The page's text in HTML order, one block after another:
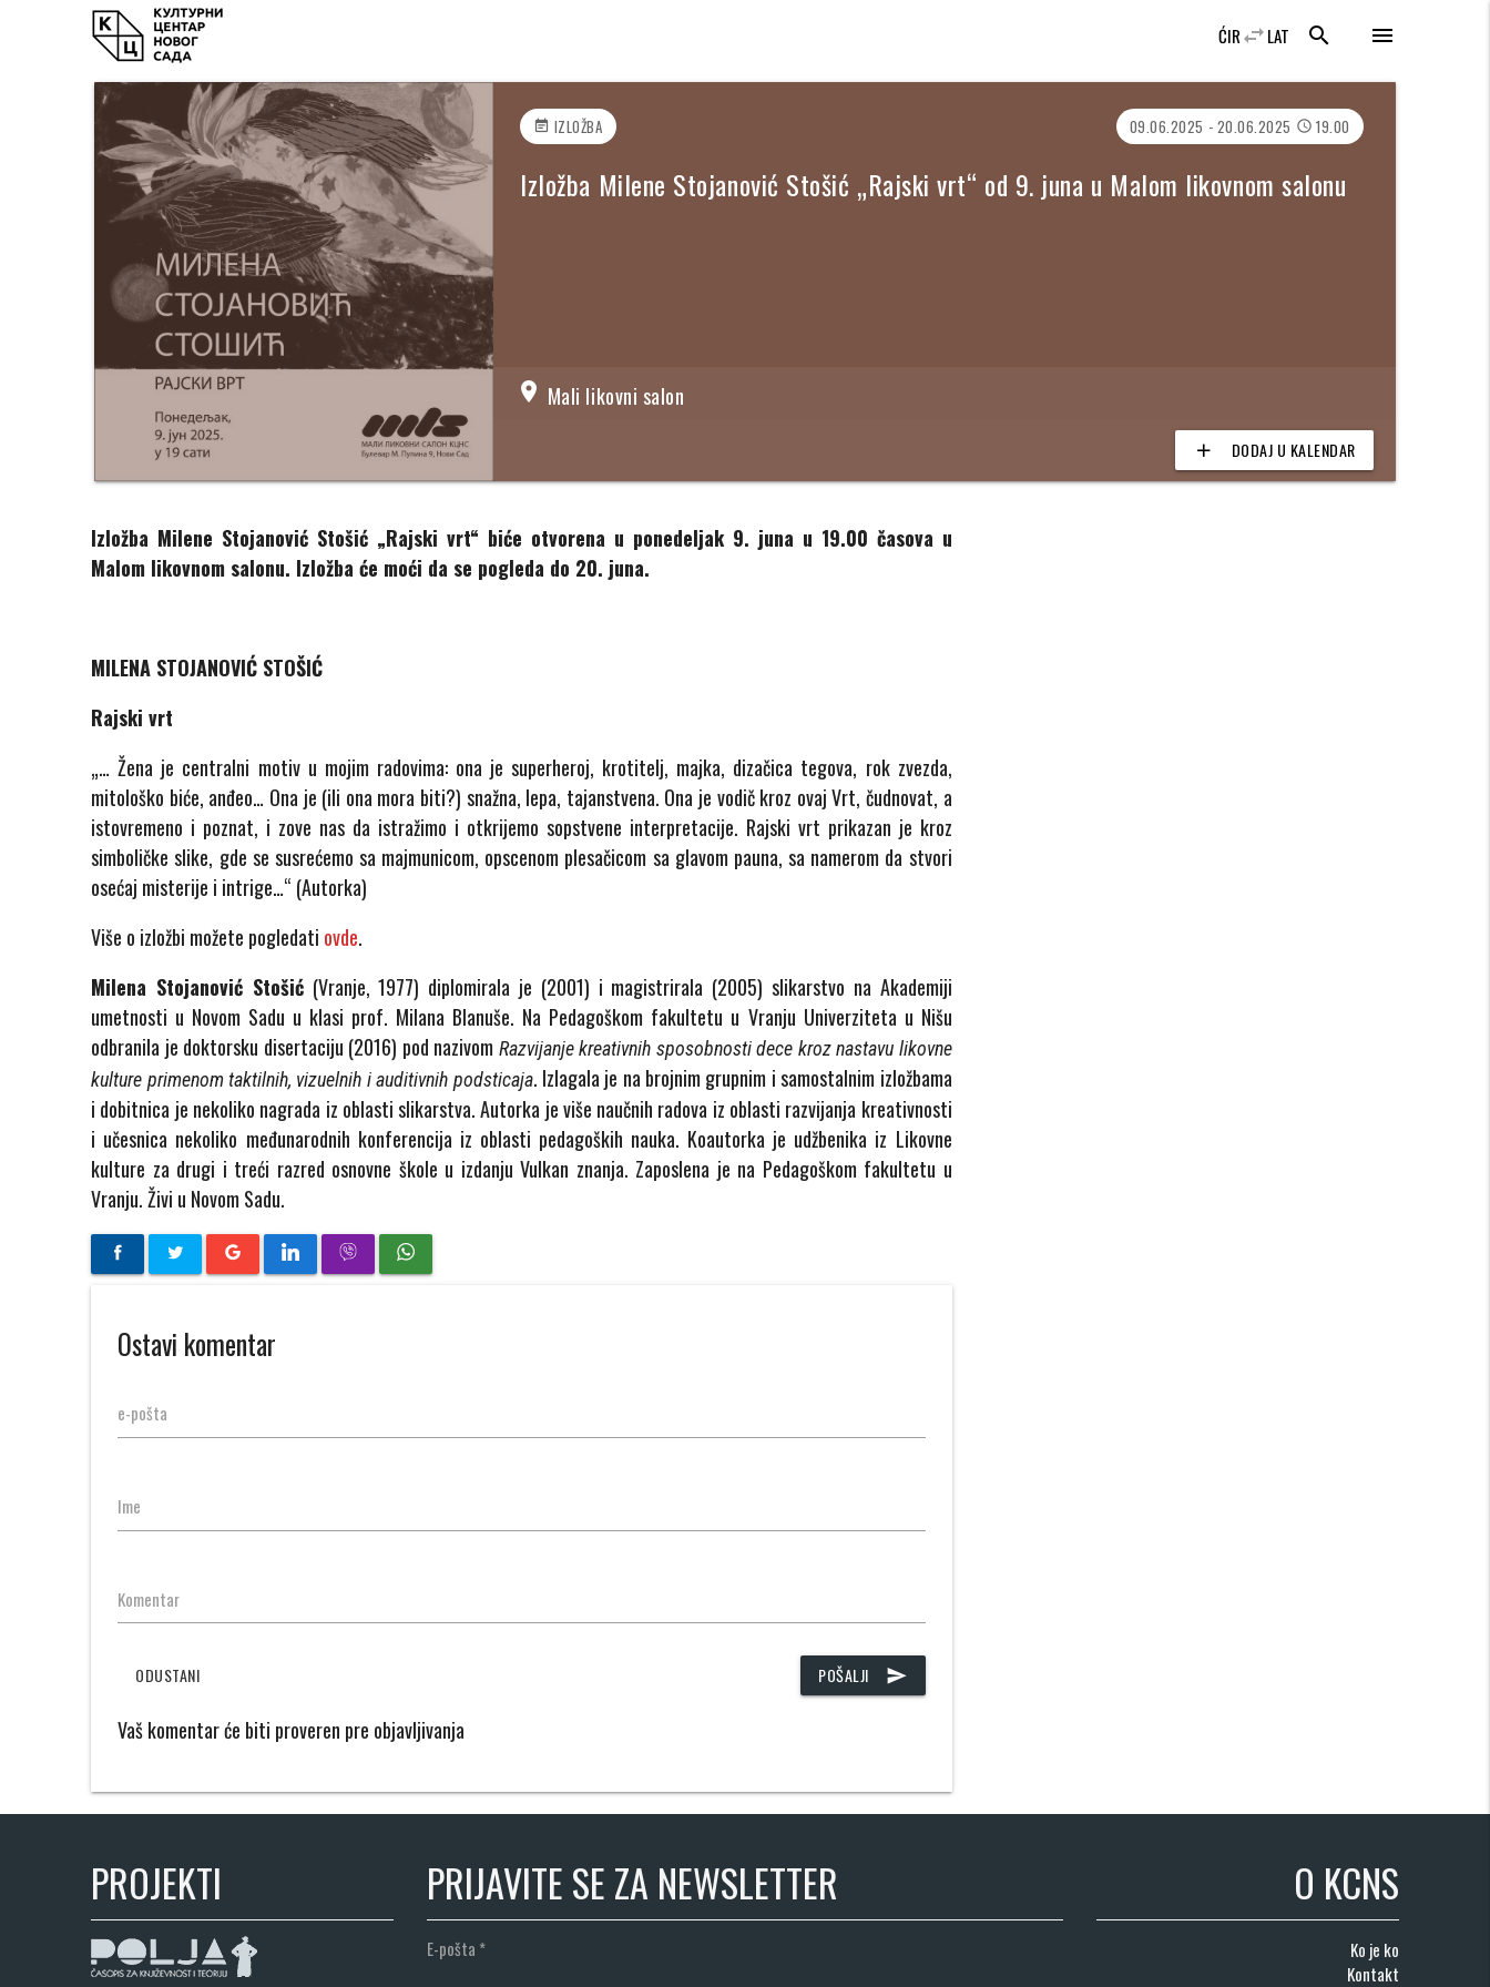
menu
search
LAT
swap_horiz
ĆIR
event_note IZLOŽBA 09.06.2025 - 20.06.2025 access_time 19.00
Izložba Milene Stojanović Stošić „Rajski vrt“ od 9. juna u Malom likovnom salonu
location_on Mali likovni salon
add DODAJ U KALENDAR
Izložba Milene Stojanović Stošić „Rajski vrt“ biće otvorena u ponedeljak 9. juna u 19.00 časova u
Malom likovnom salonu. Izložba će moći da se pogleda do 20. juna.
MILENA STOJANOVIĆ STOŠIĆ
Rajski vrt
„… Žena je centralni motiv u mojim radovima: ona je superheroj, krotitelj, majka, dizačica tegova, rok zvezda,
mitološko biće, anđeo… Ona je (ili ona mora biti?) snažna, lepa, tajanstvena. Ona je vodič kroz ovaj Vrt, čudnovat, a
istovremeno i poznat, i zove nas da istražimo i otkrijemo sopstvene interpretacije. Rajski vrt prikazan je kroz
simboličke slike, gde se susrećemo sa majmunicom, opscenom plesačicom sa glavom pauna, sa namerom da stvori
osećaj misterije i intrige…“ (Autorka)
Više o izložbi možete pogledati ovde.
Milena Stojanović Stošić(Vranje, 1977) diplomirala je (2001) i magistrirala (2005) slikarstvo na Akademiji
umetnosti u Novom Sadu u klasi prof. Milana Blanuše. Na Pedagoškom fakultetu u Vranju Univerziteta u Nišu
odbranila je doktorsku disertaciju (2016) pod nazivom Razvijanje kreativnih sposobnosti dece kroz nastavu likovne
kulture primenom taktilnih, vizuelnih i auditivnih podsticaja. Izlagala je na brojnim grupnim i samostalnim izložbama
i dobitnica je nekoliko nagrada iz oblasti slikarstva. Autorka je više naučnih radova iz oblasti razvijanja kreativnosti
i učesnica nekoliko međunarodnih konferencija iz oblasti pedagoških nauka. Koautorka je udžbenika iz Likovne
kulture za drugi i treći razred osnovne škole u izdanju Vulkan znanja. Zaposlena je na Pedagoškom fakultetu u
Vranju. Živi u Novom Sadu.
Ostavi komentar
e-pošta
Ime
Komentar
POŠALJI send
ODUSTANI
Vaš komentar će biti proveren pre objavljivanja
PROJEKTI PRIJAVITE SE ZA NEWSLETTER
E-pošta *
O KCNS
Ko je ko
Kontakt